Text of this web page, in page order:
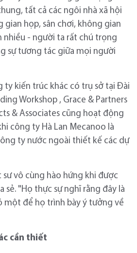
tất cả các ngôi nhà xã hội
gian họp, sân chơi, không gian
nhiều - người ta rất chú trọng
sự tương tác giữa mọi người
ty kiến ​​trúc khác có trụ sở tại Đài
Workshop , Grace & Partners
& Associates cũng hoạt động
công ty Hà Lan Mecanoo là
ty nước ngoài thiết kế các dự
sư vô cùng hào hứng khi được
sẻ. "Họ thực sự nghĩ rằng đây là
một để họ trình bày ý tưởng về
cần thiết